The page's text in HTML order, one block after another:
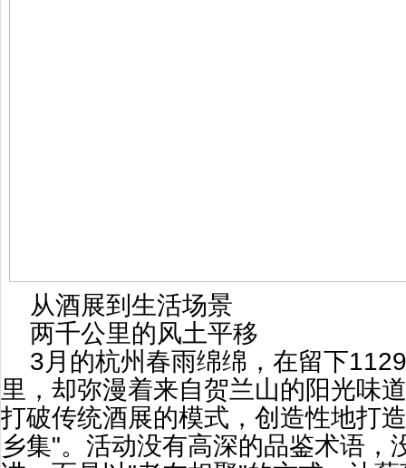
从酒展到生活场景
两千公里的风土平移
3月的杭州春雨绵绵，在留下
里，却弥漫着来自贺兰山的阳光味
打破传统酒展的模式，创造性地打
乡集"。活动没有高深的品鉴术语，